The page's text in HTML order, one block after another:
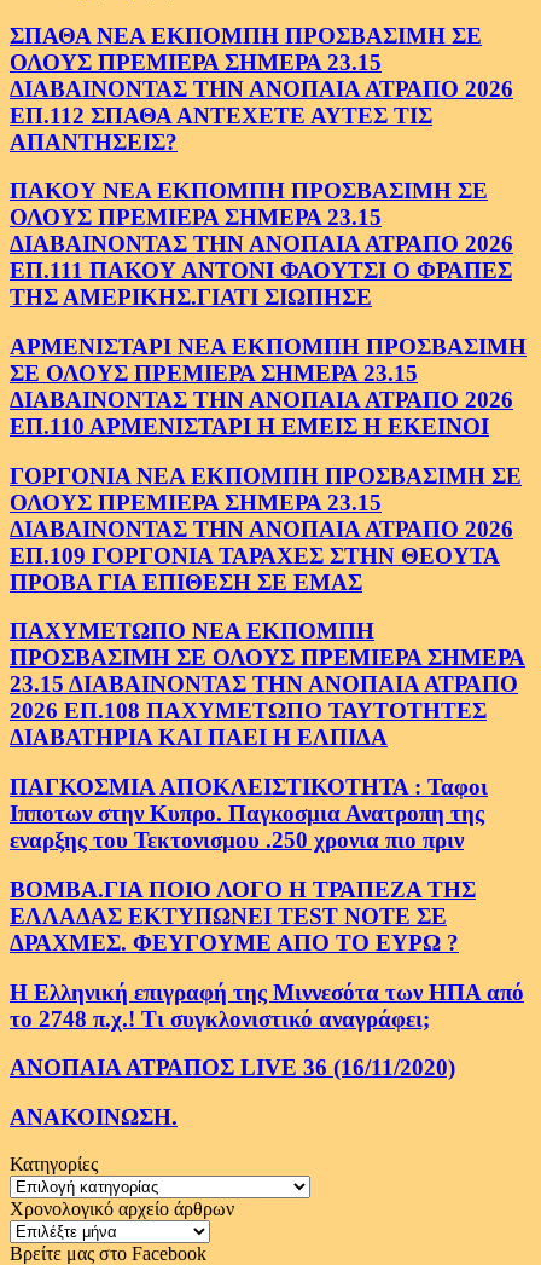
ΣΠΑΘΑ ΝΕΑ ΕΚΠΟΜΠΗ ΠΡΟΣΒΑΣΙΜΗ ΣΕ
ΟΛΟΥΣ ΠΡΕΜΙΕΡΑ ΣΗΜΕΡΑ 23.15
ΔΙΑΒΑΙΝΟΝΤΑΣ ΤΗΝ ΑΝΟΠΑΙΑ ΑΤΡΑΠΟ 2026
ΕΠ.112 ΣΠΑΘΑ ΑΝΤΕΧΕΤΕ ΑΥΤΕΣ ΤΙΣ
ΑΠΑΝΤΗΣΕΙΣ?
ΠΑΚΟΥ ΝΕΑ ΕΚΠΟΜΠΗ ΠΡΟΣΒΑΣΙΜΗ ΣΕ
ΟΛΟΥΣ ΠΡΕΜΙΕΡΑ ΣΗΜΕΡΑ 23.15
ΔΙΑΒΑΙΝΟΝΤΑΣ ΤΗΝ ΑΝΟΠΑΙΑ ΑΤΡΑΠΟ 2026
ΕΠ.111 ΠΑΚΟΥ ΑΝΤΟΝΙ ΦΑΟΥΤΣΙ Ο ΦΡΑΠΕΣ
ΤΗΣ ΑΜΕΡΙΚΗΣ.ΓΙΑΤΙ ΣΙΩΠΗΣΕ
ΑΡΜΕΝΙΣΤΑΡΙ ΝΕΑ ΕΚΠΟΜΠΗ ΠΡΟΣΒΑΣΙΜΗ
ΣΕ ΟΛΟΥΣ ΠΡΕΜΙΕΡΑ ΣΗΜΕΡΑ 23.15
ΔΙΑΒΑΙΝΟΝΤΑΣ ΤΗΝ ΑΝΟΠΑΙΑ ΑΤΡΑΠΟ 2026
ΕΠ.110 ΑΡΜΕΝΙΣΤΑΡΙ Η ΕΜΕΙΣ Η ΕΚΕΙΝΟΙ
ΓΟΡΓΟΝΙΑ ΝΕΑ ΕΚΠΟΜΠΗ ΠΡΟΣΒΑΣΙΜΗ ΣΕ
ΟΛΟΥΣ ΠΡΕΜΙΕΡΑ ΣΗΜΕΡΑ 23.15
ΔΙΑΒΑΙΝΟΝΤΑΣ ΤΗΝ ΑΝΟΠΑΙΑ ΑΤΡΑΠΟ 2026
ΕΠ.109 ΓΟΡΓΟΝΙΑ ΤΑΡΑΧΕΣ ΣΤΗΝ ΘΕΟΥΤΑ
ΠΡΟΒΑ ΓΙΑ ΕΠΙΘΕΣΗ ΣΕ ΕΜΑΣ
ΠΑΧΥΜΕΤΩΠΟ ΝΕΑ ΕΚΠΟΜΠΗ
ΠΡΟΣΒΑΣΙΜΗ ΣΕ ΟΛΟΥΣ ΠΡΕΜΙΕΡΑ ΣΗΜΕΡΑ
23.15 ΔΙΑΒΑΙΝΟΝΤΑΣ ΤΗΝ ΑΝΟΠΑΙΑ ΑΤΡΑΠΟ
2026 ΕΠ.108 ΠΑΧΥΜΕΤΩΠΟ ΤΑΥΤΟΤΗΤΕΣ
ΔΙΑΒΑΤΗΡΙΑ ΚΑΙ ΠΑΕΙ Η ΕΛΠΙΔΑ
ΠΑΓΚΟΣΜΙΑ ΑΠΟΚΛΕΙΣΤΙΚΟΤΗΤΑ : Ταφοι
Ιπποτων στην Κυπρο. Παγκοσμια Ανατροπη της
εναρξης του Τεκτονισμου .250 χρονια πιο πριν
ΒΟΜΒΑ.ΓΙΑ ΠΟΙΟ ΛΟΓΟ Η ΤΡΑΠΕΖΑ ΤΗΣ
ΕΛΛΑΔΑΣ ΕΚΤΥΠΩΝΕΙ TEST NOTE ΣΕ
ΔΡΑΧΜΕΣ. ΦΕΥΓΟΥΜΕ ΑΠΟ ΤΟ ΕΥΡΩ ?
Η Ελληνική επιγραφή της Μιννεσότα των ΗΠΑ από
το 2748 π.χ.! Τι συγκλονιστικό αναγράφει;
ΑΝΟΠΑΙΑ ΑΤΡΑΠΟΣ LIVE 36 (16/11/2020)
ΑΝΑΚΟΙΝΩΣΗ.
Κατηγορίες
Κατηγορίες
Χρονολογικό αρχείο άρθρων
Χρονολογικό
αρχείο
Βρείτε μας στο Facebook